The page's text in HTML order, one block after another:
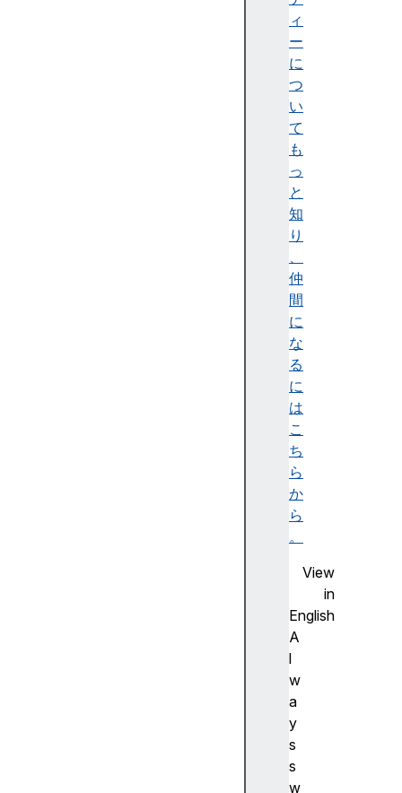
ィ
ー
に
つ
い
て
も
っ
と
知
り
、
仲
間
に
な
る
に
は
こ
ち
ら
か
ら
。
View
in
English
A
l
w
a
y
s
s
w